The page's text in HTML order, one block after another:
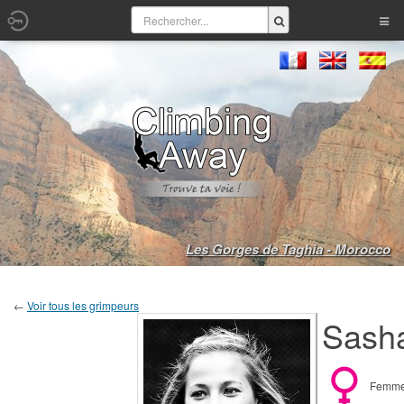
Les Gorges de Taghia - Morocco
← Voir tous les grimpeurs